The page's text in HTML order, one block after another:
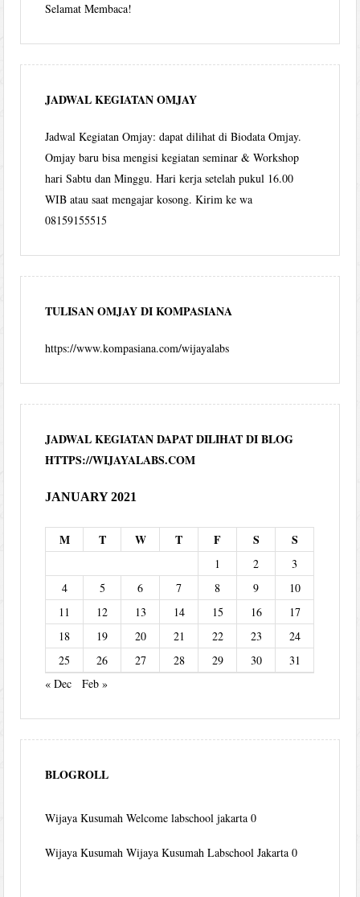
Selamat Membaca!
JADWAL KEGIATAN OMJAY
Jadwal Kegiatan Omjay: dapat dilihat di Biodata Omjay.
Omjay baru bisa mengisi kegiatan seminar & Workshop
hari Sabtu dan Minggu. Hari kerja setelah pukul 16.00
WIB atau saat mengajar kosong. Kirim ke wa
08159155515
TULISAN OMJAY DI KOMPASIANA
https://www.kompasiana.com/wijayalabs
JADWAL KEGIATAN DAPAT DILIHAT DI BLOG
HTTPS://WIJAYALABS.COM
JANUARY 2021
M T W T F S S
1 2
3
4
5 6 7 8 9
10
11
12 13 14 15 16
17
18
19 20 21 22 23
24
25
26 27 28 29 30
31
« Dec
Feb »
BLOGROLL
Wijaya Kusumah Welcome labschool jakarta 0
Wijaya Kusumah Wijaya Kusumah Labschool Jakarta 0